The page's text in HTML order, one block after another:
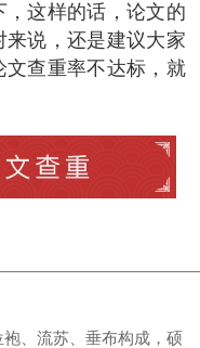
这样的话，论文的
说，还是建议大家
查重率不达标，就
、流苏、垂布构成，硕